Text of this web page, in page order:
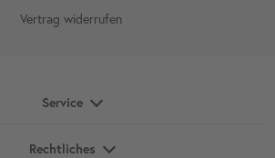
Vertrag widerrufen
Service
Rechtliches